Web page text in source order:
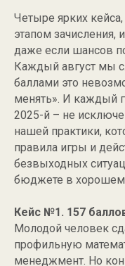
Четыре ярких
этапом зачисления,
даже если шансов
Каждый август мы
баллами это
менять». И каждый
2025-й – не
нашей практики,
правила игры и
безвыходных
бюджете в хорошем
Кейс №1. 157
Молодой человек
профильную
менеджмент. Но